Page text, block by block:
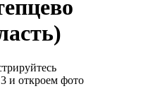
и откроем фото